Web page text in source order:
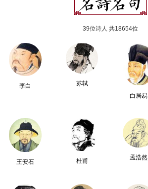
39位诗人 共18654位
李白
苏轼
白居易
王安石 杜甫
孟浩然